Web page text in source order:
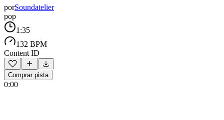
porSoundatelier
pop
1:35
132 BPM
Content ID
Comprar pista
0:00